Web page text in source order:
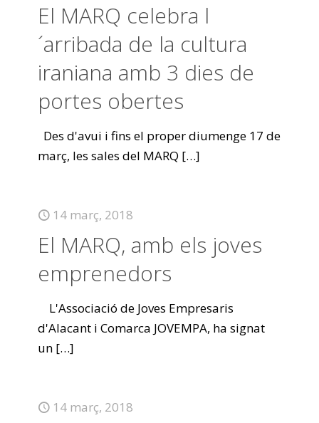
El MARQ celebra l
´arribada de la cultura
iraniana amb 3 dies de
portes obertes
Des d'avui i fins el proper diumenge 17 de
març, les sales del MARQ […]
14 març, 2018
El MARQ, amb els joves
emprenedors
L'Associació de Joves Empresaris
d'Alacant i Comarca JOVEMPA, ha signat
un […]
14 març, 2018